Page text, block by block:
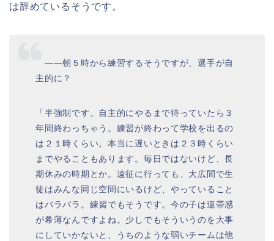
は辞めているそうです。
――朝５時から練習するそうですが、選手が自
主的に？
「半強制です。自主的にやるまで待っていたら３
年間終わっちゃう。練習が終わって学校を出るの
は２１時くらい。本当に遅いときは２３時くらい
までやることもあります。毎日ではないけど、長
期休みの時期とか。遠征に行っても、大広間で生
徒はみんな同じ空間にいるけど、やっていること
はバラバラ。練習でもそうです。今の子は連帯感
が希薄なんですよね。少しでもそういうのを大事
にしていかないと、うちのような弱いチームは他